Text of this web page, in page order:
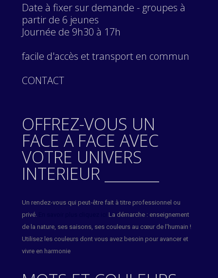
Date à fixer sur demande - groupes à
partir de 6 jeunes
Journée de 9h30 à 17h
facile d'accès et transport en commun
CONTACT
OFFREZ-VOUS UN
FACE A FACE AVEC
VOTRE UNIVERS
INTERIEUR ________
Un rendez-vous qui peut-être fait à titre professionnel ou
privé.
La démarche : enseignement
de la nature, ses saisons, ses couleurs au cœur de l'humain !
Utilisez les couleurs dont vous avez besoin pour avancer et
vivre en harmonie